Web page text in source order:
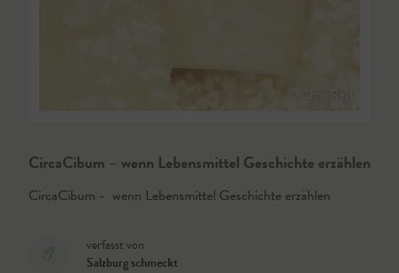
© Chris Rogl
CircaCibum – wenn Lebensmittel Geschichte erzählen
CircaCibum - wenn Lebensmittel Geschichte erzählen
verfasst von
Salzburg schmeckt